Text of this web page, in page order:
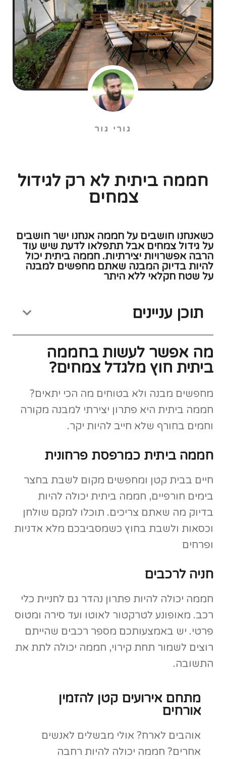
גורי גור
חממה ביתית לא רק לגידול
צמחים
כשאנחנו חושבים על חממה אנחנו ישר חושבים
על גידול צמחים אבל תתפלאו לדעת שיש עוד
הרבה אפשרויות יצירתיות. חממה ביתית יכול
להיות בדיוק המבנה שאתם מחפשים למבנה
על שטח חקלאי ללא היתר
תוכן עניינים
מה אפשר לעשות בחממה
ביתית חוץ מלגדל צמחים?
מחפשים מבנה ולא בטוחים מה הכי יתאים?
חממה ביתית היא פתרון יצירתי למבנה מקורה
וחמים בחורף שלא חייב להיות יקר.
חממה ביתית כמרפסת פרחונית
חיים בבית קטן ומחפשים מקום לשבת בחצר
בימים חורפיים, חממה ביתית יכולה להיות
בדיוק מה שאתם צריכים. תוכלו למקם שולחן
וכסאות ולשבת בחוץ כשמסביבכם מלא אדניות
ופרחים
חניה לרכבים
חממה יכולה להיות פתרון נהדר גם לחניית כלי
רכב. מאופונע לטרקטור לאוטו ועד סירה ומטוס
פרטי. יש באמצעותכם מספר רכבים שהייתם
רוצים לשמור תחת קירוי, חממה יכולה לתת את
התשובה.
מתחם אירועים קטן להזמין
אורחים
אוהבים לארח? אולי מבשלים לאנשים
אחרים? חממה יכולה להיות רחבה